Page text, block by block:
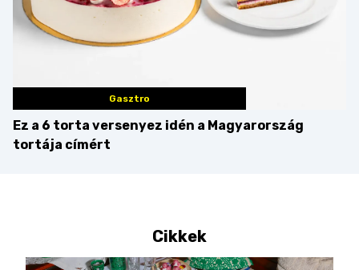
Gasztro
Ez a 6 torta versenyez idén a Magyarország
tortája címért
Cikkek